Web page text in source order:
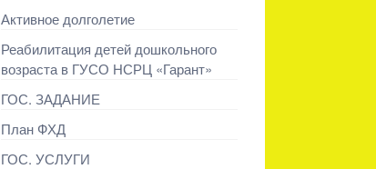
Активное долголетие
Реабилитация детей дошкольного
возраста в ГУСО НСРЦ «Гарант»
ГОС. ЗАДАНИЕ
План ФХД
ГОС. УСЛУГИ